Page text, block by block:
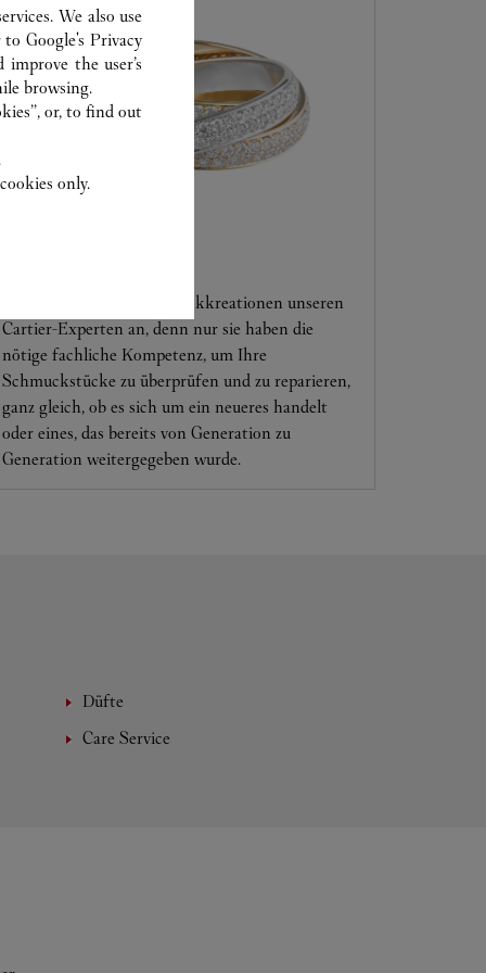
Vertrauen Sie Ihre Schmuckkreationen unseren
Cartier-Experten an, denn nur sie haben die
nötige fachliche Kompetenz, um Ihre
Schmuckstücke zu überprüfen und zu reparieren,
ganz gleich, ob es sich um ein neueres handelt
oder eines, das bereits von Generation zu
Generation weitergegeben wurde.
Düfte
Care Service
We also use
toGoogle's Privacy
the user’s
browsing.
or, to find out
only.